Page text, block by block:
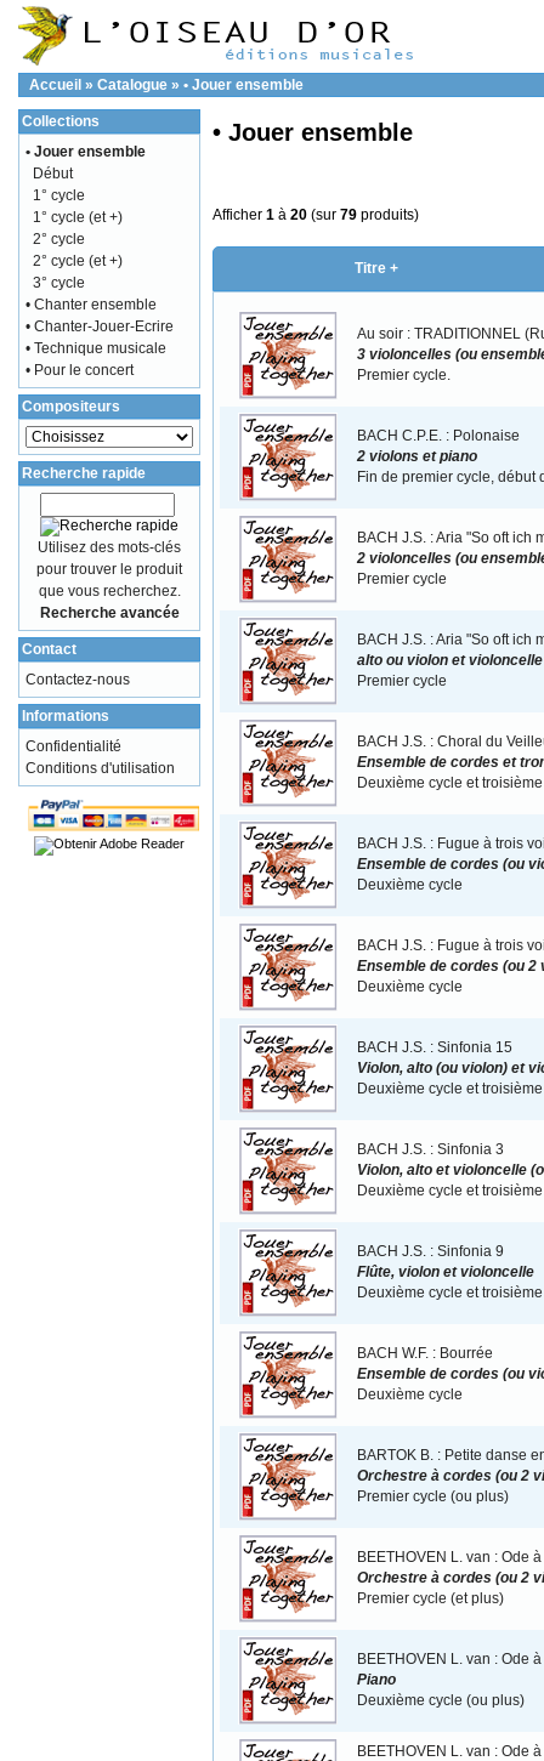
Accueil » Catalogue » • Jouer ensemble
• Jouer ensemble
Afficher 1 à 20 (sur 79 produits)
Titre +
Au soir : TRADITIONNEL
3 violoncelles (ou
Premier cycle.
BACH C.P.E. : Polonaise
2 violons et piano
Fin de premier cycle, début
BACH J.S. : Aria "So oft ich
2 violoncelles (ou
Premier cycle
BACH J.S. : Aria "So oft ich
alto ou violon et
Premier cycle
BACH J.S. : Choral du
Ensemble de cordes et
Deuxième cycle et troisième
BACH J.S. : Fugue à trois
Ensemble de cordes (ou
Deuxième cycle
BACH J.S. : Fugue à trois
Ensemble de cordes (ou 2
Deuxième cycle
BACH J.S. : Sinfonia 15
Violon, alto (ou violon) et
Deuxième cycle et troisième
BACH J.S. : Sinfonia 3
Violon, alto et violoncelle
Deuxième cycle et troisième
BACH J.S. : Sinfonia 9
Flûte, violon et violoncelle
Deuxième cycle et troisième
BACH W.F. : Bourrée
Ensemble de cordes (ou
Deuxième cycle
BARTOK B. : Petite danse
Orchestre à cordes (ou 2
Premier cycle (ou plus)
BEETHOVEN L. van : Ode
Orchestre à cordes (ou 2
Premier cycle (et plus)
BEETHOVEN L. van : Ode
Piano
Deuxième cycle (ou plus)
BEETHOVEN L. van : Ode
Collections
• Jouer ensemble
Début
1° cycle
1° cycle (et +)
2° cycle
2° cycle (et +)
3° cycle
• Chanter ensemble
• Chanter-Jouer-Ecrire
• Technique musicale
• Pour le concert
Compositeurs
Recherche rapide
Utilisez des mots-clés
pour trouver le produit
que vous recherchez.
Recherche avancée
Contact
Contactez-nous
Informations
Confidentialité
Conditions d'utilisation